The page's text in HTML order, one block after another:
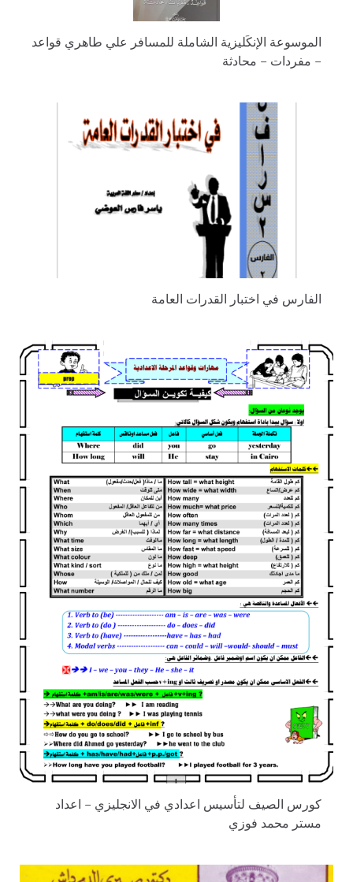
الموسوعة الإنكَليزية الشاملة للمسافر علي طاهري قواعد
– مفردات – محادثة
الفارس في اختبار القدرات العامة
كورس الصيف لتأسيس اعدادي في الانجليزي – اعداد
مستر محمد فوزي